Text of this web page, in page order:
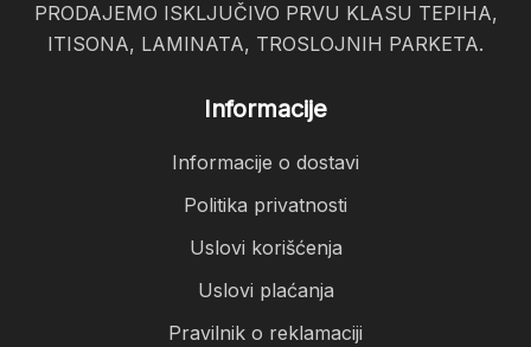
PRODAJEMO ISKLJUČIVO PRVU KLASU TEPIHA,
ITISONA, LAMINATA, TROSLOJNIH PARKETA.
Informacije
Informacije o dostavi
Politika privatnosti
Uslovi korišćenja
Uslovi plaćanja
Pravilnik o reklamaciji